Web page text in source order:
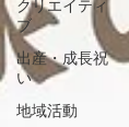
クリエイティ
ブ
出産・成長祝
い
地域活動